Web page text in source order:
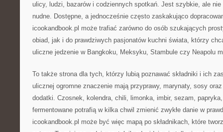
ulicy, ludzi, bazarów i codziennych spotkań. Jest szybkie, ale
nudne. Dostępne, a jednocześnie często zaskakująco
icookandbook.pl może trafiać zarówno do osób szukających
obiad, jak i do prawdziwych pasjonatów kuchni świata, którzy
uliczne jedzenie w Bangkoku, Meksyku, Stambule czy Neapolu
To także strona dla tych, którzy lubią poznawać składniki i ich
ulicznej ogromne znaczenie mają przyprawy, marynaty, sosy
dodatki. Czosnek, kolendra, chili, limonka, imbir, sezam,
fermentowane potrafią w kilka chwil zmienić zwykłe danie w
icookandbook.pl może być więc mapą po składnikach, które